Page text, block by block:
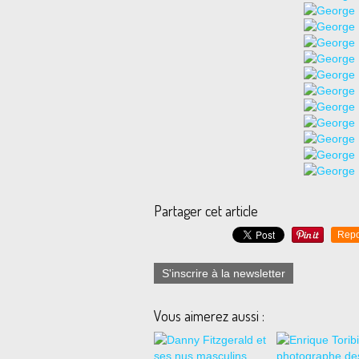
Partager cet article
S'inscrire à la newsletter
Vous aimerez aussi :